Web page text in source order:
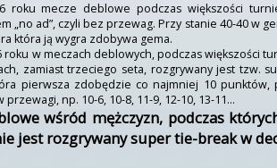
roku mecze deblowe podczas większości
„no ad”, czyli bez przewag. Przy stanie 40-40 w
która ją wygra zdobywa gema.
roku w meczach deblowych, podczas większości
zamiast trzeciego seta, rozgrywany jest tzw.
pierwsza zdobędzie co najmniej 10 punktów,
przewagi, np. 10-6, 10-8, 11-9, 12-10, 13-11…
wśród mężczyzn, podczas
jest rozgrywany super tie-break w